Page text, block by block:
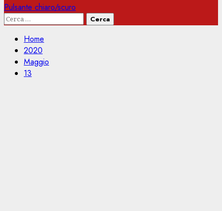
Pulsante chiaro/scuro
Ricerca
Home
2020
Maggio
13